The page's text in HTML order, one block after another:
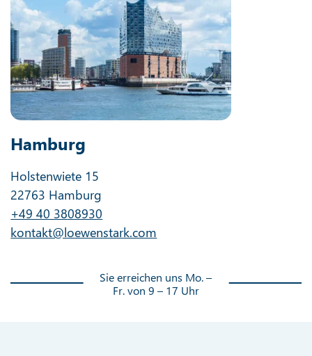
Hamburg
Holstenwiete 15
22763 Hamburg
+49 40 3808930
kontakt@loewenstark.com
Sie erreichen uns Mo. –
Fr. von 9 – 17 Uhr